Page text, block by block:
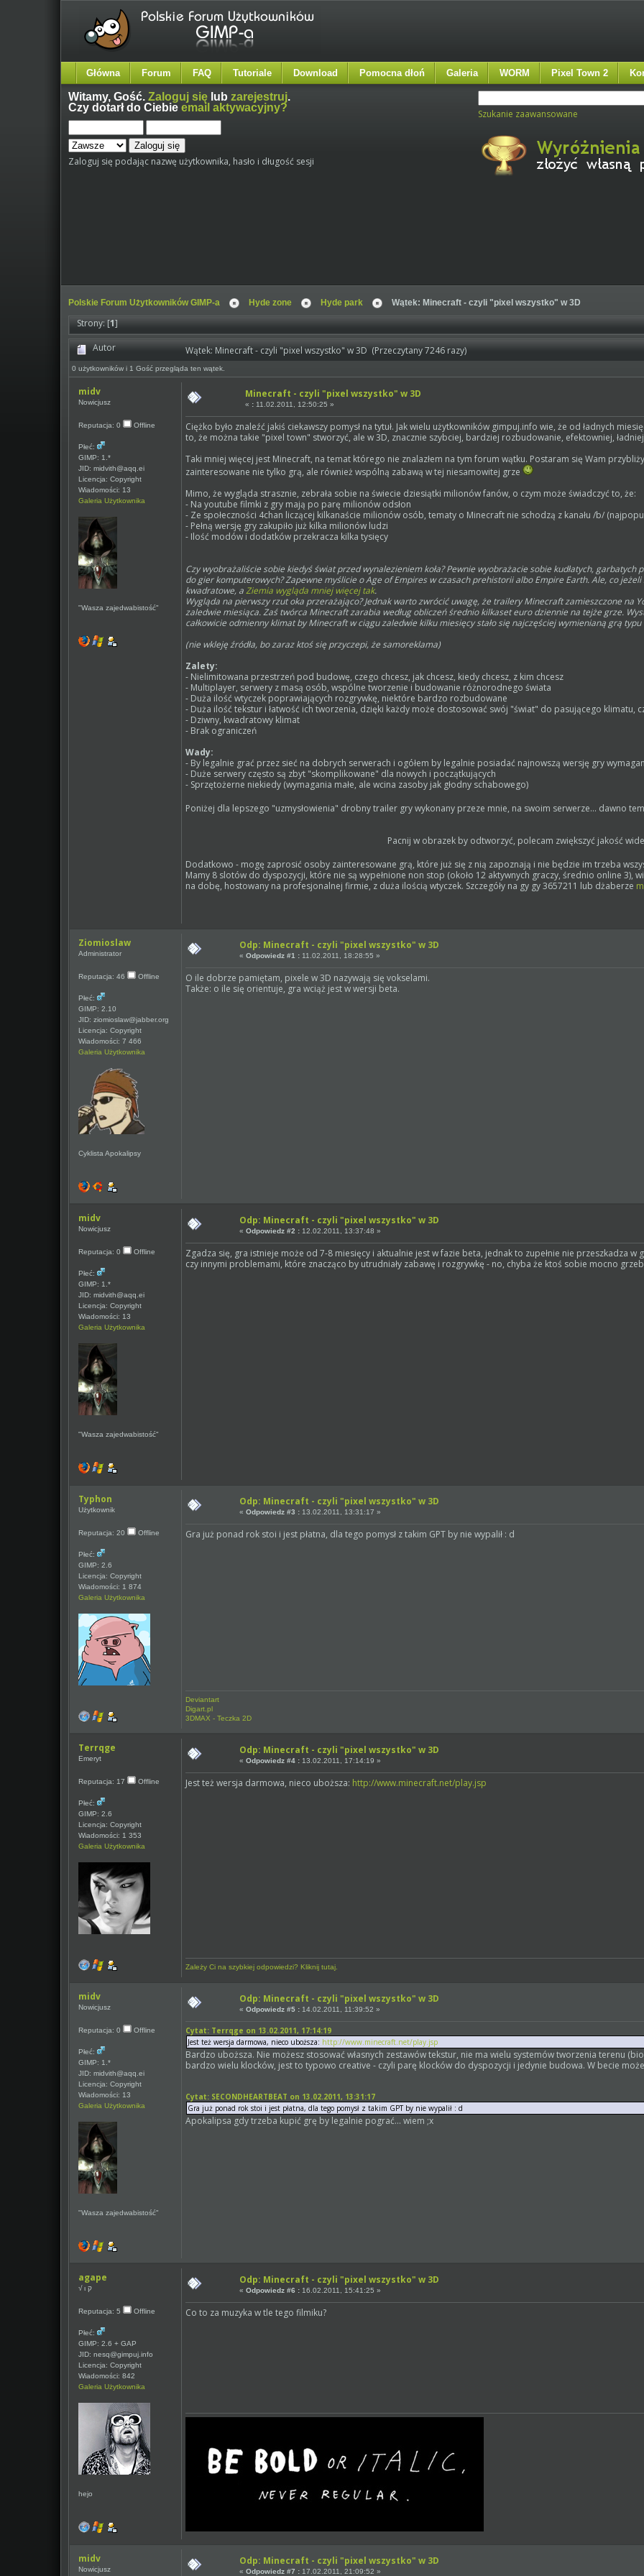
Główna Forum FAQ Tutoriale Download Pomocna dłoń Galeria WORM Pixel Town 2
Witamy,Gość.Zaloguj się lubzarejestruj.
Czy dotarł do Ciebieemail aktywacyjny?
Zaloguj się podając nazwę użytkownika, hasło i długość sesji
Szukanie zaawansowane
Polskie Forum Użytkowników GIMP-a Hyde zone Hyde park Wątek: Minecraft - czyli "pixel wszystko" w 3D
Strony: [1]
Autor
Wątek: Minecraft - czyli "pixel wszystko" w 3D (Przeczytany 7246 razy)
0 użytkowników i 1 Gość przegląda ten wątek.
midv
Nowicjusz
Reputacja: 0 Offline
Płeć:
GIMP: 1.*
JID: midvith@aqq.ei
Licencja: Copyright
Wiadomości: 13
Galeria Użytkownika
"Wasza zajedwabistość"
Minecraft - czyli "pixel wszystko" w 3D
« :11.02.2011, 12:50:25 »
Ciężko było znaleźć jakiś ciekawszy pomysł na tytuł. Jak wielu użytkowników gimpuj.info wie, że od ładnych
to, że można takie "pixel town" stworzyć, ale w 3D, znacznie szybciej, bardziej rozbudowanie, efektowniej,
Taki mniej więcej jest Minecraft, na temat którego nie znalazłem na tym forum wątku. Postaram się Wam
zainteresowane nie tylko grą, ale również wspólną zabawą w tej niesamowitej grze
Mimo, że wygląda strasznie, zebrała sobie na świecie dziesiątki milionów fanów, o czym może świadczyć to, że:
- Na youtube filmki z gry mają po parę milionów odsłon
- Ze społeczności 4chan liczącej kilkanaście milionów osób, tematy o Minecraft nie schodzą z kanału /b/
- Pełną wersję gry zakupiło już kilka milionów ludzi
- Ilość modów i dodatków przekracza kilka tysięcy
Czy wyobrażaliście sobie kiedyś świat przed wynalezieniem koła? Pewnie wyobrażacie sobie kudłatych,
do gier komputerowych? Zapewne myślicie o Age of Empires w czasach prehistorii albo Empire Earth. Ale, co
kwadratowe, aZiemia wygląda mniej więcej tak.
Wygląda na pierwszy rzut oka przerażająco? Jednak warto zwrócić uwagę, że trailery Minecraft zamieszczone na
zaledwie miesiąca. Zaś twórca Minecraft zarabia według obliczeń średnio kilkaset euro dziennie na tejże grze.
całkowicie odmienny klimat by Minecraft w ciągu zaledwie kilku miesięcy stało się najczęściej wymienianą grą typu
(nie wkleję źródła, bo zaraz ktoś się przyczepi, że samoreklama)
Zalety:
- Nielimitowana przestrzeń pod budowę, czego chcesz, jak chcesz, kiedy chcesz, z kim chcesz
- Multiplayer, serwery z masą osób, wspólne tworzenie i budowanie różnorodnego świata
- Duża ilość wtyczek poprawiających rozgrywkę, niektóre bardzo rozbudowane
- Duża ilość tekstur i łatwość ich tworzenia, dzięki każdy może dostosować swój "świat" do pasującego klimatu,
- Dziwny, kwadratowy klimat
- Brak ograniczeń
Wady:
- By legalnie grać przez sieć na dobrych serwerach i ogółem by legalnie posiadać najnowszą wersję gry
- Duże serwery często są zbyt "skomplikowane" dla nowych i początkujących
- Sprzętożerne niekiedy (wymagania małe, ale wcina zasoby jak głodny schabowego)
Poniżej dla lepszego "uzmysłowienia" drobny trailer gry wykonany przeze mnie, na swoim serwerze... dawno
Pacnij w obrazek by odtworzyć, polecam zwiększyć jakość
Dodatkowo - mogę zaprosić osoby zainteresowane grą, które już się z nią zapoznają i nie będzie im trzeba
Mamy 8 slotów do dyspozycji, które nie są wypełnione non stop (około 12 aktywnych graczy, średnio online 3),
na dobę, hostowany na profesjonalnej firmie, z duża ilością wtyczek. Szczegóły na gy gy 3657211 lub dżaberze
Ziomioslaw
Administrator
Reputacja: 46 Offline
Płeć:
GIMP: 2.10
JID: ziomioslaw@jabber.org
Licencja: Copyright
Wiadomości: 7 466
Galeria Użytkownika
Cyklista Apokalipsy
Odp: Minecraft - czyli "pixel wszystko" w 3D
« Odpowiedz #1 :11.02.2011, 18:28:55 »
O ile dobrze pamiętam, pixele w 3D nazywają się vokselami.
Także: o ile się orientuje, gra wciąż jest w wersji beta.
midv
Nowicjusz
Reputacja: 0 Offline
Płeć:
GIMP: 1.*
JID: midvith@aqq.ei
Licencja: Copyright
Wiadomości: 13
Galeria Użytkownika
"Wasza zajedwabistość"
Odp: Minecraft - czyli "pixel wszystko" w 3D
« Odpowiedz #2 :12.02.2011, 13:37:48 »
Zgadza się, gra istnieje może od 7-8 miesięcy i aktualnie jest w fazie beta, jednak to zupełnie nie przeszkadza
czy innymi problemami, które znacząco by utrudniały zabawę i rozgrywkę - no, chyba że ktoś sobie mocno
Typhon
Użytkownik
Reputacja: 20 Offline
Płeć:
GIMP: 2.6
Licencja: Copyright
Wiadomości: 1 874
Galeria Użytkownika
Odp: Minecraft - czyli "pixel wszystko" w 3D
« Odpowiedz #3 :13.02.2011, 13:31:17 »
Gra już ponad rok stoi i jest płatna, dla tego pomysł z takim GPT by nie wypalił : d
Deviantart
Digart.pl
3DMAX - Teczka 2D
Terrqge
Emeryt
Reputacja: 17 Offline
Płeć:
GIMP: 2.6
Licencja: Copyright
Wiadomości: 1 353
Galeria Użytkownika
Odp: Minecraft - czyli "pixel wszystko" w 3D
« Odpowiedz #4 :13.02.2011, 17:14:19 »
Jest też wersja darmowa, nieco uboższa: http://www.minecraft.net/play.jsp
Zależy Ci na szybkiej odpowiedzi? Kliknij tutaj.
midv
Nowicjusz
Reputacja: 0 Offline
Płeć:
GIMP: 1.*
JID: midvith@aqq.ei
Licencja: Copyright
Wiadomości: 13
Galeria Użytkownika
"Wasza zajedwabistość"
Odp: Minecraft - czyli "pixel wszystko" w 3D
« Odpowiedz #5 :14.02.2011, 11:39:52 »
Cytat: Terrqge on 13.02.2011, 17:14:19
Jest też wersja darmowa, nieco uboższa: http://www.minecraft.net/play.jsp
Bardzo uboższa. Nie możesz stosować własnych zestawów tekstur, nie ma wielu systemów tworzenia terenu
bardzo wielu klocków, jest to typowo creative - czyli parę klocków do dyspozycji i jedynie budowa. W becie
Cytat: SECONDHEARTBEAT on 13.02.2011, 13:31:17
Gra już ponad rok stoi i jest płatna, dla tego pomysł z takim GPT by nie wypalił : d
Apokalipsa gdy trzeba kupić grę by legalnie pograć... wiem ;x
agape
√ ι ק
Reputacja: 5 Offline
Płeć:
GIMP: 2.6 + GAP
JID: nesq@gimpuj.info
Licencja: Copyright
Wiadomości: 842
Galeria Użytkownika
hejo
Odp: Minecraft - czyli "pixel wszystko" w 3D
« Odpowiedz #6 :16.02.2011, 15:41:25 »
Co to za muzyka w tle tego filmiku?
midv
Nowicjusz
Odp: Minecraft - czyli "pixel wszystko" w 3D
« Odpowiedz #7 :17.02.2011, 21:09:52 »